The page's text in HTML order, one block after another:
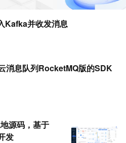
Kafka并收发消息
消息队列RocketMQ版的SDK
源码，基于
发